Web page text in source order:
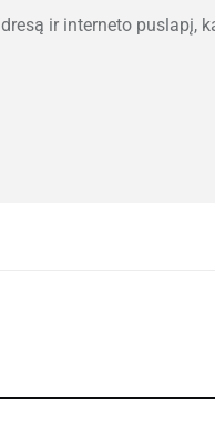
ir interneto puslapį,